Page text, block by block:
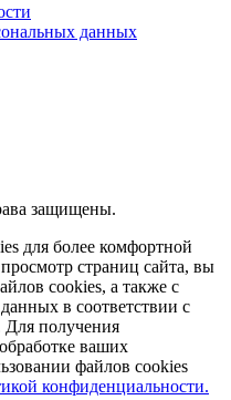
данных
защищены.
для более комфортной
страниц сайта, вы
cookies, а также с
в соответствии с
получения
ваших
файлов cookies
конфиденциальности.